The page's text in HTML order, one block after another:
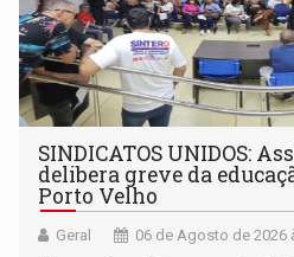
SINDICATOS UNIDOS:
delibera greve da
Porto Velho
Geral 06 de Agosto de 2026